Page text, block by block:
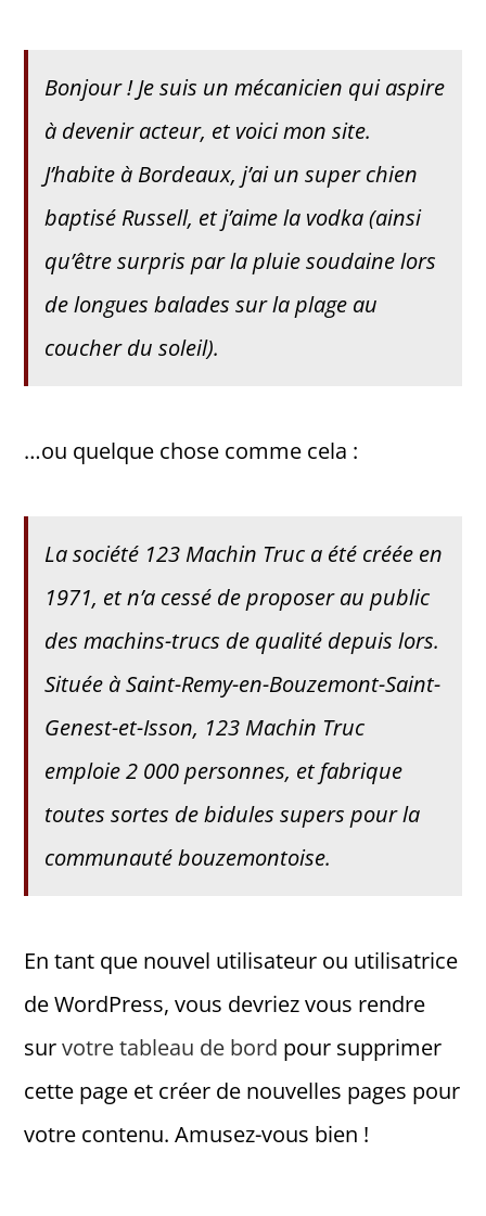
Kontakt
Bonjour ! Je suis un mécanicien qui aspire
à devenir acteur, et voici mon site.
J’habite à Bordeaux, j’ai un super chien
baptisé Russell, et j’aime la vodka (ainsi
qu’être surpris par la pluie soudaine lors
de longues balades sur la plage au
coucher du soleil).
…ou quelque chose comme cela :
La société 123 Machin Truc a été créée en
1971, et n’a cessé de proposer au public
des machins-trucs de qualité depuis lors.
Située à Saint-Remy-en-Bouzemont-Saint-
Genest-et-Isson, 123 Machin Truc
emploie 2 000 personnes, et fabrique
toutes sortes de bidules supers pour la
communauté bouzemontoise.
En tant que nouvel utilisateur ou utilisatrice
de WordPress, vous devriez vous rendre
survotre tableau de bord pour supprimer
cette page et créer de nouvelles pages pour
votre contenu. Amusez-vous bien !